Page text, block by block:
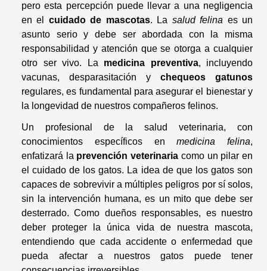
pero esta percepción puede llevar a una negligencia
en el cuidado de mascotas. La salud felina es un
asunto serio y debe ser abordada con la misma
responsabilidad y atención que se otorga a cualquier
otro ser vivo. La medicina preventiva, incluyendo
vacunas, desparasitación y chequeos gatunos
regulares, es fundamental para asegurar el bienestar y
la longevidad de nuestros compañeros felinos.
Un profesional de la salud veterinaria, con
conocimientos específicos enmedicina felina,
enfatizará la prevención veterinaria como un pilar en
el cuidado de los gatos. La idea de que los gatos son
capaces de sobrevivir a múltiples peligros por sí solos,
sin la intervención humana, es un mito que debe ser
desterrado. Como dueños responsables, es nuestro
deber proteger la única vida de nuestra mascota,
entendiendo que cada accidente o enfermedad que
pueda afectar a nuestros gatos puede tener